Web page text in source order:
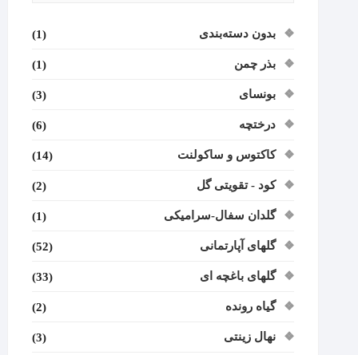
بدون دسته‌بندی (1)
بذر چمن (1)
بونسای (3)
درختچه (6)
کاکتوس و ساکولنت (14)
کود - تقویتی گل (2)
گلدان سفال-سرامیکی (1)
گلهای آپارتمانی (52)
گلهای باغچه ای (33)
گیاه رونده (2)
نهال زینتی (3)